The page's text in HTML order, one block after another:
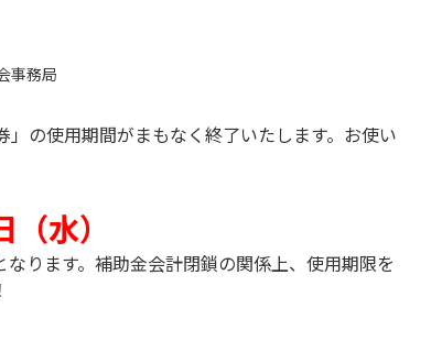
事務局
」の使用期間がまもなく終了いたします。お使い
水）
ります。補助金会計閉鎖の関係上、使用期限を